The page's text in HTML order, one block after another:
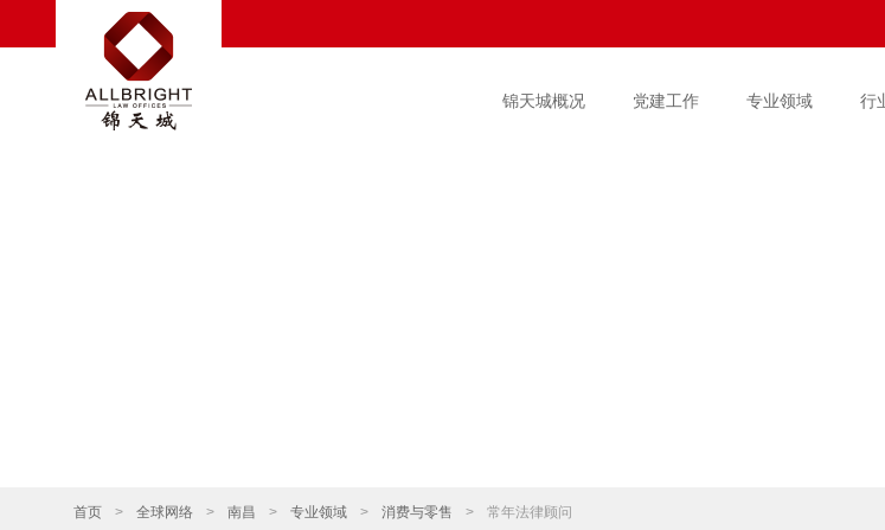
锦天城概况 党建工作 专业领域 行
首页 > 全球网络 > 南昌 > 专业领域 > 消费与零售 > 常年法律顾问